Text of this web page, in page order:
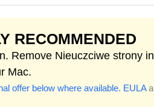
RECOMMENDED
Remove Nieuczciwe strony
Mac.
offer below where available. EULA